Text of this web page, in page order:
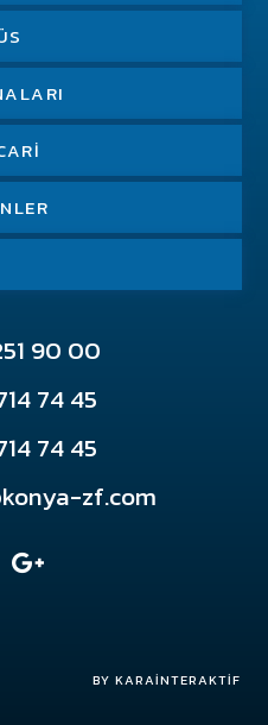
90 00
74 45
74 45
zf.com
Konya Web Tasarım